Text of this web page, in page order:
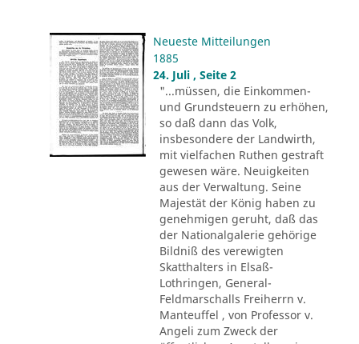
Neueste Mitteilungen
1885
24. Juli , Seite 2
"...müssen, die Einkommen-
und Grundsteuern zu erhöhen,
so daß dann das Volk,
insbesondere der Landwirth,
mit vielfachen Ruthen gestraft
gewesen wäre. Neuigkeiten
aus der Verwaltung. Seine
Majestät der König haben zu
genehmigen geruht, daß das
der Nationalgalerie gehörige
Bildniß des verewigten
Skatthalters in Elsaß-
Lothringen, General-
Feldmarschalls Freiherrn v.
Manteuffel , von Professor v.
Angeli zum Zweck der